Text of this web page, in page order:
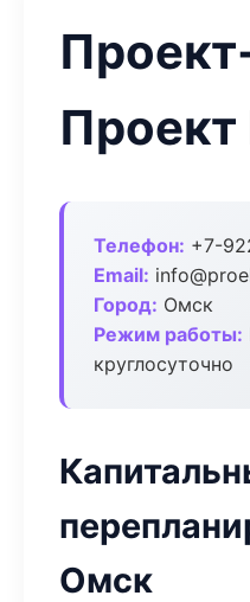
Проект
Телефон: +7-
Email:
Город: Омск
Режим работы:
круглосуточно
Омск